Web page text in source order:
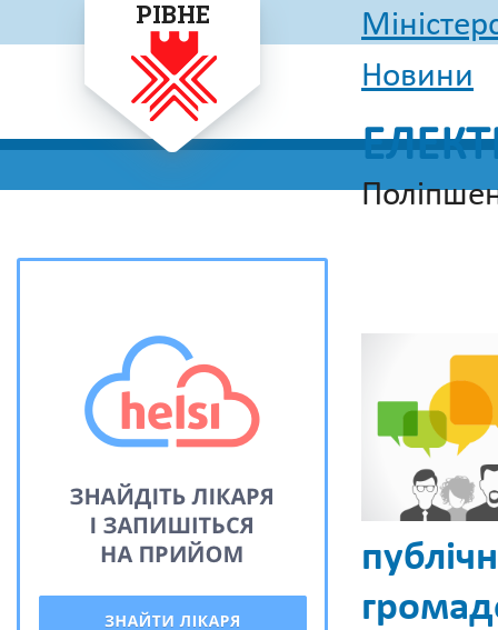
РІВНЕ
Новини
Головна Анонси